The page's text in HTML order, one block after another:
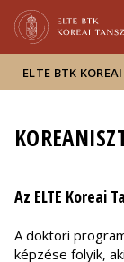
ELTE BTK
Az ELTE Koreai
A doktori
képzése folyik,